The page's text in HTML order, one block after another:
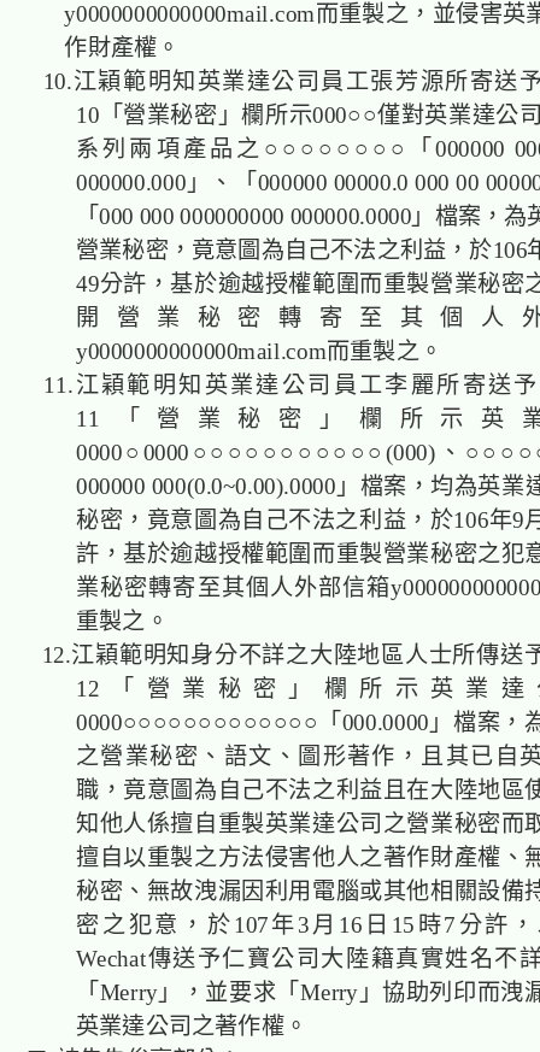
y0000000000000mail.com而重製之，並侵害英
作財產權。
10.江穎範明知英業達公司員工張芳源所寄送
10「營業秘密」欄所示000○○僅對英業達公
系列兩項產品之○○○○○○○○「000000
000000.000」、「000000 00000.0 000 00
「000 000 000000000 000000.0000」檔案，
營業秘密，竟意圖為自己不法之利益，於106
49分許，基於逾越授權範圍而重製營業秘密
開營業秘密轉寄至其個人
y0000000000000mail.com而重製之。
11.江穎範明知英業達公司員工李麗所寄送
11「營業秘密」欄所示英
0000○0000○○○○○○○○○○○(000)、
000000 000(0.0~0.00).0000」檔案，均為英業
秘密，竟意圖為自己不法之利益，於106年9
許，基於逾越授權範圍而重製營業秘密之犯
業秘密轉寄至其個人外部信箱
重製之。
12.江穎範明知身分不詳之大陸地區人士所傳送
12「營業秘密」欄所示英業達
0000○○○○○○○○○○○○○「000.0000」檔案，
之營業秘密、語文、圖形著作，且其已自
職，竟意圖為自己不法之利益且在大陸地區
知他人係擅自重製英業達公司之營業秘密而
擅自以重製之方法侵害他人之著作財產權、
秘密、無故洩漏因利用電腦或其他相關設備
密之犯意，於107年3月16日15時7分許
Wechat傳送予仁寶公司大陸籍真實姓名不
「Merry」，並要求「Merry」協助列印而洩
英業達公司之著作權。